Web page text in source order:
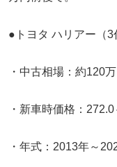
●トヨタ ハリアー（3
・中古相場：約120
・新車時価格：
・年式：2013年～